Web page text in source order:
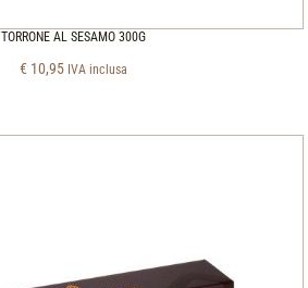
TORRONE AL SESAMO 300G
€ 10,95 IVA inclusa